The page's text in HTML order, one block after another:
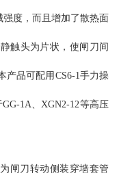
制造厂可根据用户要求
刀来实现开关的合阐与
分在开关柜内完全隔
外加磁锁板以加强触刀
强度，而且增加了散热面
触头为片状，使闸刀间
产品可配用CS6-1手力操
1A、XGN2-12等高压
闸刀转动侧装穿墙套管